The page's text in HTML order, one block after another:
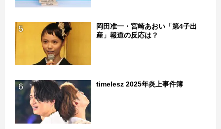
5
岡田准一・宮崎あおい「第4子出
産」報道の反応は？
6 timelesz 2025年炎上事件簿